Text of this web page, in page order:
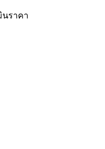
ราคา